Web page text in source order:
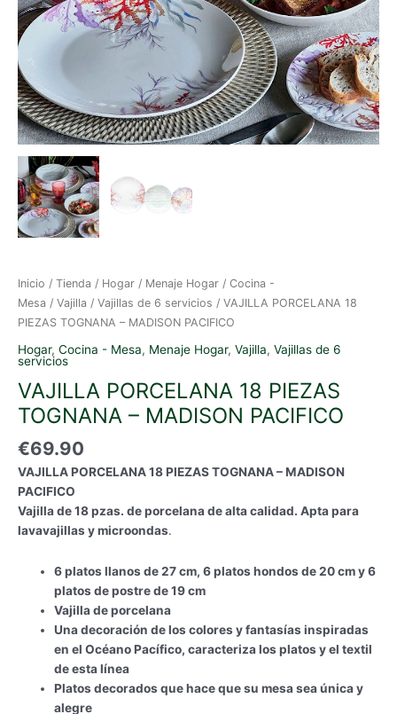
Inicio / Tienda / Hogar / Menaje Hogar / Cocina -
Mesa / Vajilla / Vajillas de 6 servicios / VAJILLA PORCELANA 18
PIEZAS TOGNANA – MADISON PACIFICO
Hogar, Cocina - Mesa, Menaje Hogar, Vajilla, Vajillas de 6
servicios
VAJILLA PORCELANA 18 PIEZAS
TOGNANA – MADISON PACIFICO
€69.90
VAJILLA PORCELANA 18 PIEZAS TOGNANA – MADISON
PACIFICO
Vajilla de 18 pzas. de porcelana de alta calidad. Apta para
lavavajillas y microondas.
6 platos llanos de 27 cm, 6 platos hondos de 20 cm y 6
platos de postre de 19 cm
Vajilla de porcelana
Una decoración de los colores y fantasías inspiradas
en el Océano Pacífico, caracteriza los platos y el textil
de esta línea
Platos decorados que hace que su mesa sea única y
alegre